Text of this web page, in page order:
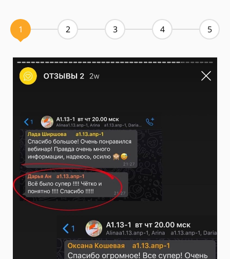
1 2 3 4 5